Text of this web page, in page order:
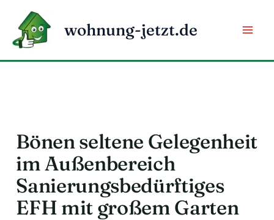
Inhalt
springen
wohnung-jetzt.de
Bönen seltene Gelegenheit
im Außenbereich
Sanierungsbedürftiges
EFH mit großem Garten